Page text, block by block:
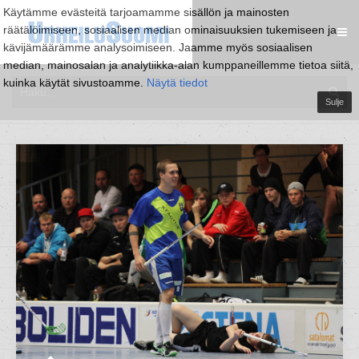
Käytämme evästeitä tarjoamamme sisällön ja mainosten
räätälöimiseen, sosiaalisen median ominaisuuksien tukemiseen ja
kävijämäärämme analysoimiseen. Jaamme myös sosiaalisen
median, mainosalan ja analytiikka-alan kumppaneillemme tietoa siitä,
kuinka käytät sivustoamme. Näytä tiedot
Sulje